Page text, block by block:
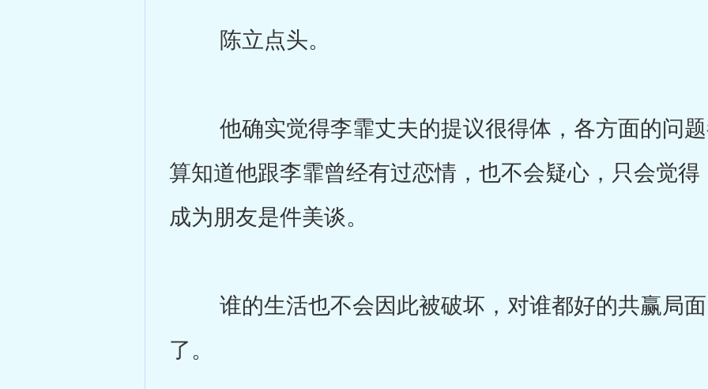
陈立点头。
他确实觉得李霏丈夫的提议很得体，各方面的问题
算知道他跟李霏曾经有过恋情，也不会疑心，只会觉
成为朋友是件美谈。
谁的生活也不会因此被破坏，对谁都好的共赢局面
了。